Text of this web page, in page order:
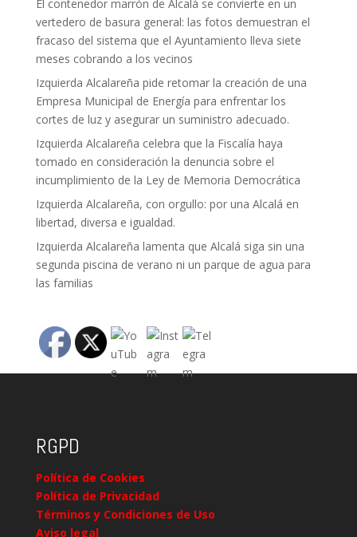
El contenedor marrón de Alcalá se convierte en un
vertedero de basura general: las fotos demuestran el
fracaso del sistema que el Ayuntamiento lleva siete
meses cobrando a los vecinos
Izquierda Alcalareña pide retomar la creación de una
Empresa Municipal de Energía para enfrentar los
cortes de luz y asegurar un suministro adecuado.
Izquierda Alcalareña celebra que la Fiscalía haya
tomado en consideración la denuncia sobre el
incumplimiento de la Ley de Memoria Democrática
Izquierda Alcalareña, con orgullo: por una Alcalá en
libertad, diversa e igualdad.
Izquierda Alcalareña lamenta que Alcalá siga sin una
segunda piscina de verano ni un parque de agua para
las familias
RGPD
Política de Cookies
Política de Privacidad
Términos y Condiciones de Uso
Aviso legal